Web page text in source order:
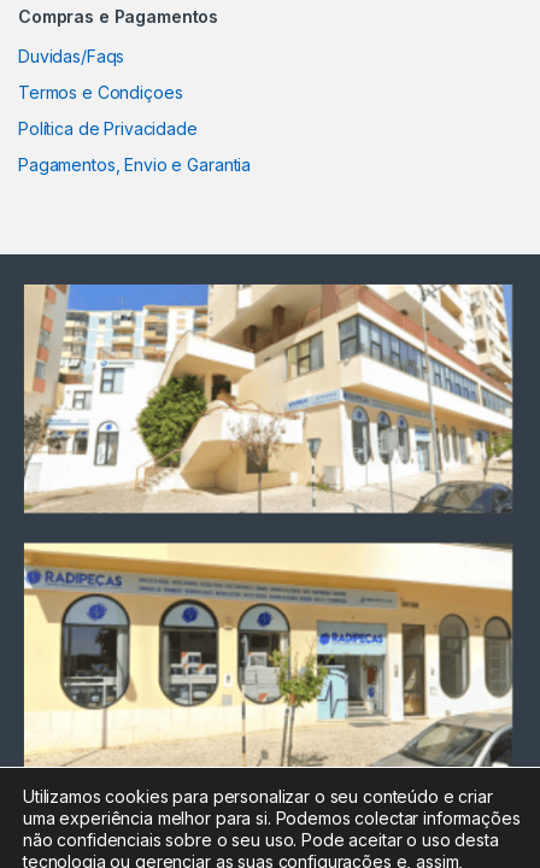
Compras e Pagamentos
Duvidas/Faqs
Termos e Condiçoes
Política de Privacidade
Pagamentos, Envio e Garantia
Chamada para a rede fixa
nacional
Utilizamos cookies para personalizar o seu conteúdo e criar
uma experiência melhor para si. Podemos colectar informações
não confidenciais sobre o seu uso. Pode aceitar o uso desta
tecnologia ou gerenciar as suas configurações e, assim,